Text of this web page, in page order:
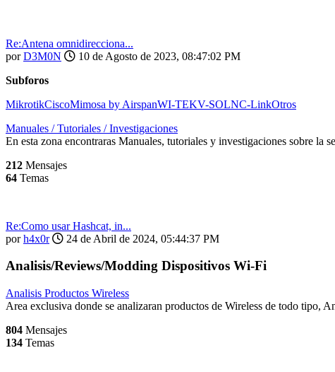
Re:Antena omnidirecciona...
porD3M0N
10 de Agosto de 2023, 08:47:02 PM
Subforos
MikrotikCiscoMimosa by AirspanWI-TEKV-SOLNC-LinkOtros
Manuales / Tutoriales / Investigaciones
En esta zona encontraras Manuales, tutoriales y investigaciones sobre la
212 Mensajes
64 Temas
Re:Como usar Hashcat, in...
porh4x0r 24 de Abril de 2024, 05:44:37 PM
Analisis/Reviews/Modding Dispositivos Wi-Fi
Analisis Productos Wireless
Area exclusiva donde se analizaran productos de Wireless de todo tipo,
804 Mensajes
134 Temas